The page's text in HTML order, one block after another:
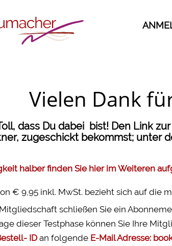
Vielen Dank
dass Du dabei bist! Den Link
zugeschickt bekommst; unter
halber finden Sie hier im Weiteren
€ 9,95 inkl. MwSt. bezieht sich auf die
schließen Sie ein
dieser Testphase können Sie Ihre
IDan folgende E-Mail Adresse: